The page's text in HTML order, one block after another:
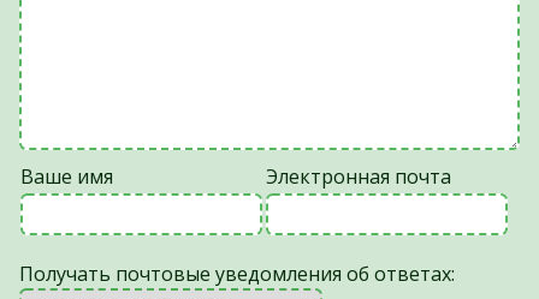
Ваше имя Электронная почта
Получать почтовые уведомления об ответах: